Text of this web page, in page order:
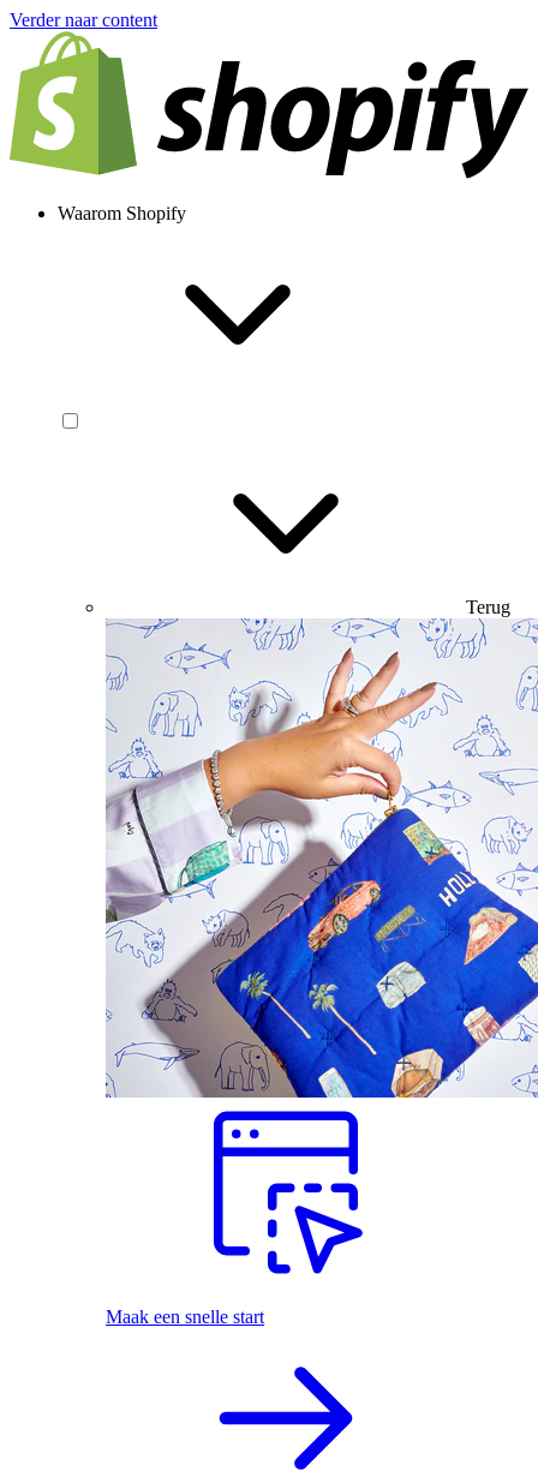
Verder naar content
Waarom Shopify
Terug
Maak een snelle start